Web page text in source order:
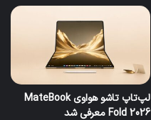
لپ‌تاپ تاشو هواوی MateBook
Fold 2026 معرفی شد